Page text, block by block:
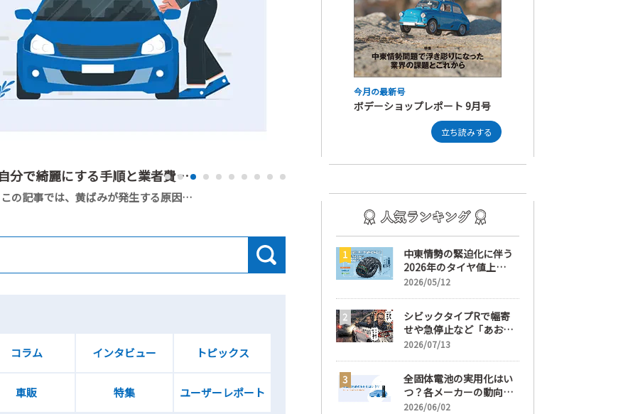
ヘッドライトの黄ばみを除去するには？自分で綺麗にする手順と業者費用を解説
車のヘッドライトの黄ばみに悩んでいませんか？この記事では、黄ばみが発生する原因から、市販品を使った自力での除去手順、業者に依頼した際の費用相場まで詳しく解説します。読了後は、自分に合った最適な方法でクリアなヘッドライトを取り戻すことができます。 経営者が知っておくべき補助金と税務の注意点とその対策を解説
#コラム
コラム インタビュー トピックス
車販 特集 ユーザーレポート
今月の最新号
ボデーショップレポート 9月号
立ち読みする
中東情勢の緊迫化に伴う
2026年のタイヤ値上
げ！ 値上げ実施1ヶ月前
売において極めて重要な
訳
2026/05/12
シビックタイプRで幅寄
せや急停止など「あおり
運転」の疑い
2026/07/13
全固体電池の実用化はい
つ？各メーカーの動向と
EVの買い時を解説
2026/06/02